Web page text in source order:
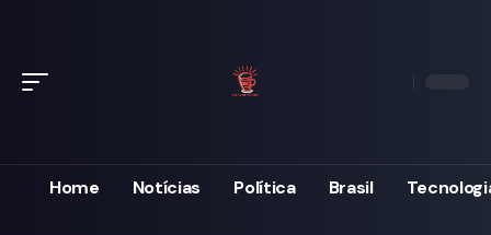
Home Notícias Política Brasil